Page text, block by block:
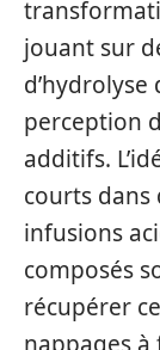
jouant sur
perception
additifs.
courts dans
infusions
composés
récupérer